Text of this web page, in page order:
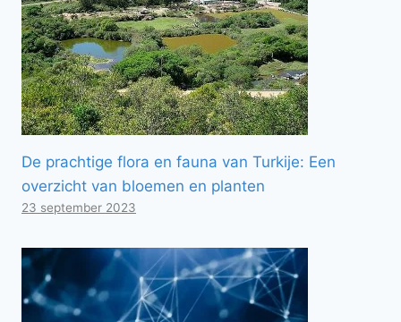
De prachtige flora en fauna van Turkije: Een
overzicht van bloemen en planten
23 september 2023